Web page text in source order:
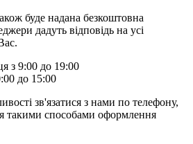
буде надана безкоштовна
дадуть відповідь на усі
з 9:00 до 19:00
до 15:00
зв'язатися з нами по телефону,
такими способами оформлення